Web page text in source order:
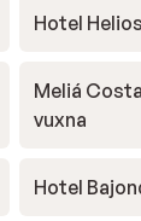
Hotel
Meliá
vuxna
Hotel